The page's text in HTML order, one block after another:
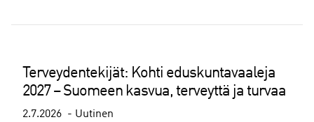
Terveydentekijät: Kohti eduskuntavaaleja
2027 – Suomeen kasvua, terveyttä ja turvaa
2.7.2026 Uutinen